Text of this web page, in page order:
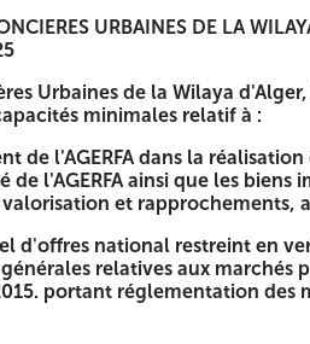
Avis d'Appel d'Offres
de l'inventaire physique des
gérés par l'AGERFA,
11 du cahier des
au plus tard à 12H00. La
le jour de dépôt des offres
URBAINES DE LA
Urbaines de la Wilaya
minimales relatif à :
de l'AGERFA dans la
l'AGERFA ainsi que les
et rapprochements,
d'offres national restreint en
relatives aux marchés
portant réglementation des